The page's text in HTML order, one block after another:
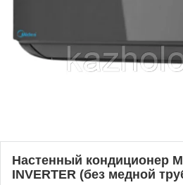
Настенный кондиционер
INVERTER (без медной